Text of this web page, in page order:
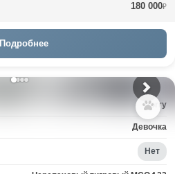
180 000₽
Подробнее
Uorry
Девочка
Нет